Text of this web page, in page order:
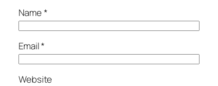
Name*
Email*
Website